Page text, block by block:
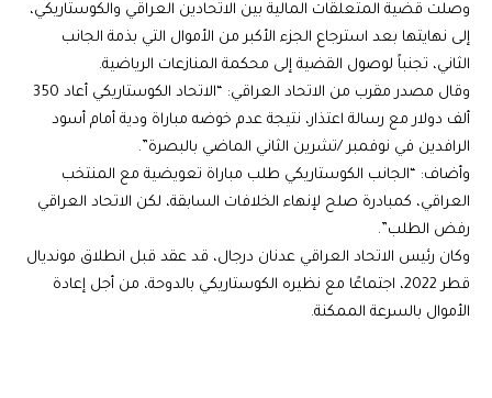
وصلت قضية المتعلقات المالية بين الاتحادين العراقي والكوستاريكي،
إلى نهايتها بعد استرجاع الجزء الأكبر من الأموال التي بذمة الجانب
الثاني، تجنباً لوصول القضية إلى محكمة المنازعات الرياضية.
وقال مصدر مقرب من الاتحاد العراقي: “الاتحاد الكوستاريكي أعاد 350
ألف دولار مع رسالة اعتذار، نتيجة عدم خوضه مباراة ودية أمام أسود
الرافدين في نوفمبر /تشرين الثاني الماضي بالبصرة”.
وأضاف: “الجانب الكوستاريكي طلب مباراة تعويضية مع المنتخب
العراقي، كمبادرة صلح لإنهاء الخلافات السابقة، لكن الاتحاد العراقي
رفض الطلب”.
وكان رئيس الاتحاد العراقي عدنان درجال، قد عقد قبل انطلاق مونديال
قطر 2022، اجتماعًا مع نظيره الكوستاريكي بالدوحة، من أجل إعادة
الأموال بالسرعة الممكنة.